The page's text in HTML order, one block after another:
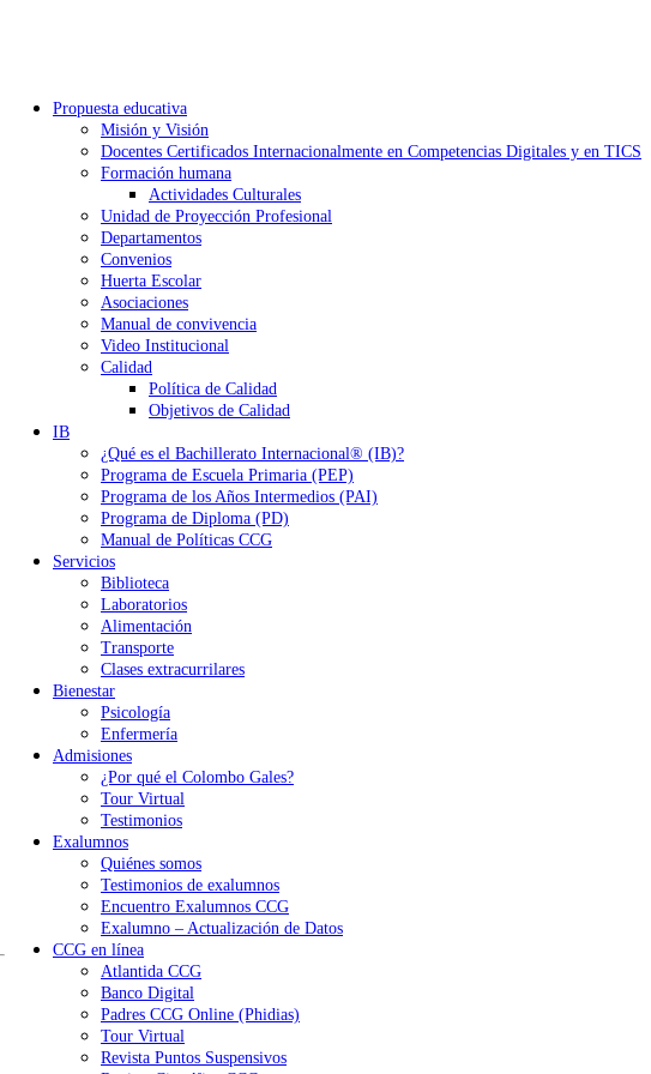
Propuesta educativa
Misión y Visión
Docentes Certificados Internacionalmente en Competencias Digitales y en TICS
Formación humana
Actividades Culturales
Unidad de Proyección Profesional
Departamentos
Convenios
Huerta Escolar
Asociaciones
Manual de convivencia
Video Institucional
Calidad
Política de Calidad
Objetivos de Calidad
IB
¿Qué es el Bachillerato Internacional® (IB)?
Programa de Escuela Primaria (PEP)
Programa de los Años Intermedios (PAI)
Programa de Diploma (PD)
Manual de Políticas CCG
Servicios
Biblioteca
Laboratorios
Alimentación
Transporte
Clases extracurrilares
Bienestar
Psicología
Enfermería
Admisiones
¿Por qué el Colombo Gales?
Tour Virtual
Testimonios
Exalumnos
Quiénes somos
Testimonios de exalumnos
Encuentro Exalumnos CCG
Exalumno – Actualización de Datos
CCG en línea
Atlantida CCG
Banco Digital
Padres CCG Online (Phidias)
Tour Virtual
Revista Puntos Suspensivos